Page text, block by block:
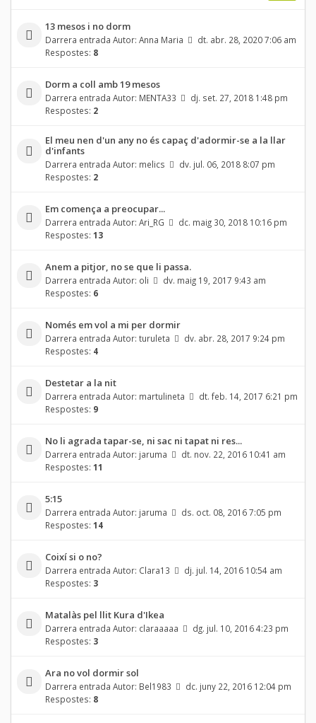
13 mesos i no dorm
Darrera entrada Autor: Anna Maria
dt. abr. 28, 2020 7:06 am
Respostes: 8
Dorm a coll amb 19 mesos
Darrera entrada Autor: MENTA33
dj. set. 27, 2018 1:48 pm
Respostes: 2
El meu nen d'un any no és capaç d'adormir-se a la llar
d'infants
Darrera entrada Autor: melics
dv. jul. 06, 2018 8:07 pm
Respostes: 2
Em comença a preocupar...
Darrera entrada Autor: Ari_RG
dc. maig 30, 2018 10:16 pm
Respostes: 13
Anem a pitjor, no se que li passa.
Darrera entrada Autor: oli
dv. maig 19, 2017 9:43 am
Respostes: 6
Només em vol a mi per dormir
Darrera entrada Autor: turuleta
dv. abr. 28, 2017 9:24 pm
Respostes: 4
Destetar a la nit
Darrera entrada Autor: martulineta
dt. feb. 14, 2017 6:21 pm
Respostes: 9
No li agrada tapar-se, ni sac ni tapat ni res...
Darrera entrada Autor: jaruma
dt. nov. 22, 2016 10:41 am
Respostes: 11
5:15
Darrera entrada Autor: jaruma
ds. oct. 08, 2016 7:05 pm
Respostes: 14
Coixí si o no?
Darrera entrada Autor: Clara13
dj. jul. 14, 2016 10:54 am
Respostes: 3
Matalàs pel llit Kura d'Ikea
Darrera entrada Autor: claraaaaa
dg. jul. 10, 2016 4:23 pm
Respostes: 3
Ara no vol dormir sol
Darrera entrada Autor: Bel1983
dc. juny 22, 2016 12:04 pm
Respostes: 8